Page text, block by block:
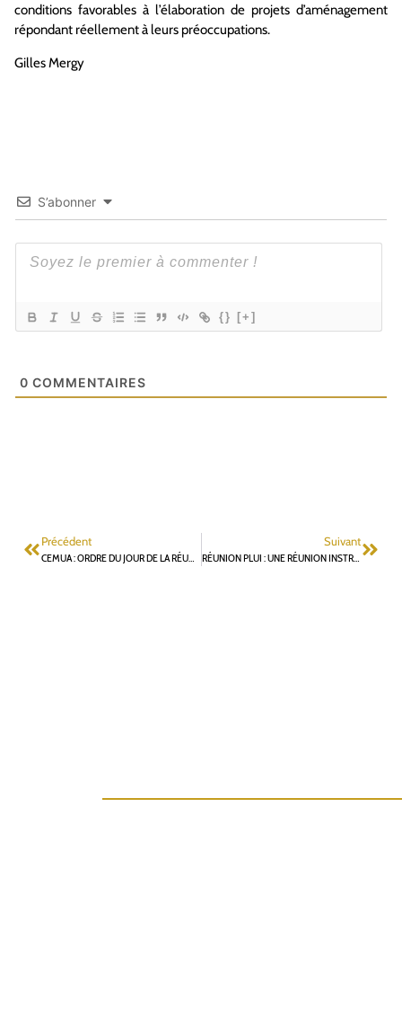
conditions favorables à l’élaboration de projets d’aménagement
répondant réellement à leurs préoccupations.
Gilles Mergy
S’abonner
{} [+]
0 COMMENTAIRES
Précédent Suivant
RÉUNION PLUI : UNE RÉUNION INSTRUCTIVE ET FRUSTRANTE À LA FOIS